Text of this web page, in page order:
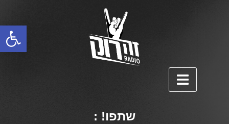
פתח סרגל נגישות
שתפו! :